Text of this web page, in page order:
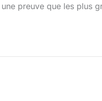
preuve que les plus